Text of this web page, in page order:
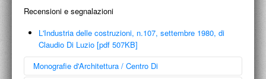
Recensioni e segnalazioni
L'Industria delle costruzioni, n.107, settembre 1980, di
Claudio Di Luzio [pdf 507KB]
Monografie d'Architettura / Centro Di